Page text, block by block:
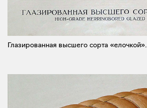
Глазированная высшего сорта «елочкой».